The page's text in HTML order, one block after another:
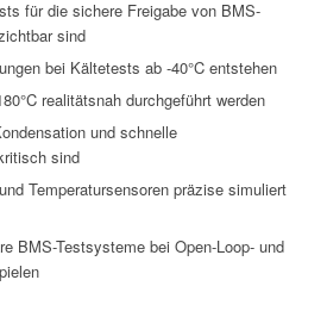
für die sichere Freigabe von BMS-
sind
bei Kältetests ab -40°C entstehen
realitätsnah durchgeführt werden
und schnelle
sind
Temperatursensoren präzise simuliert
BMS-Testsysteme bei Open-Loop- und